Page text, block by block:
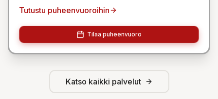
Tutustu puheenvuoroihin
Tilaa puheenvuoro
Katso kaikki palvelut